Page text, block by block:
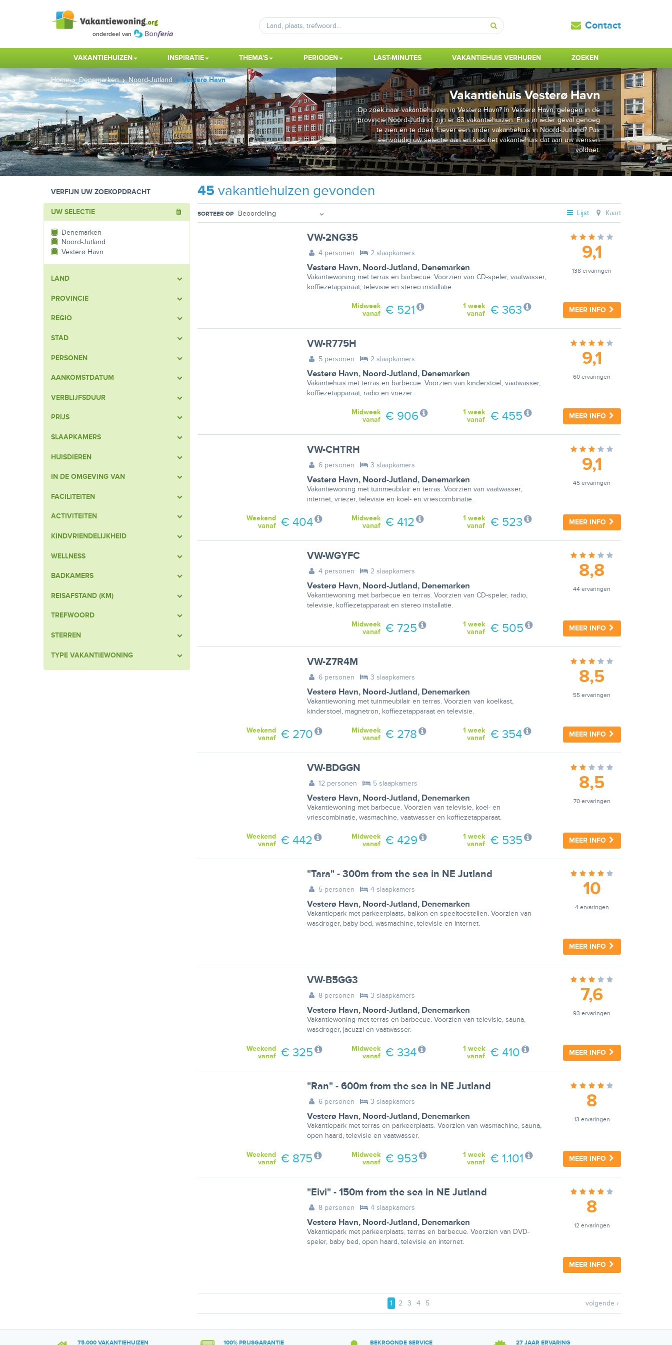
Zoeken
Contact
VAKANTIEHUIZEN INSPIRATIE THEMA'S PERIODEN LAST-MINUTES VAKANTIEHUIS VERHUREN ZOEKEN
Home Denemarken Noord-Jutland Vesterø Havn
Vakantiehuis Vesterø Havn
Op zoek naar vakantiehuizen in Vesterø Havn? In Vesterø Havn, gelegen in de
provincie Noord-Jutland, zijn er 63 vakantiehuizen. Er is in ieder geval genoeg
te zien en te doen. Liever een ander vakantiehuis in Noord-Jutland? Pas
eenvoudig uw selectie aan en kies het vakantiehuis dat aan uw wensen
voldoet.
VERFIJN UW ZOEKOPDRACHT 45 vakantiehuizen gevonden
UW SELECTIE
Denemarken
Noord-Jutland
Vesterø Havn
LAND
PROVINCIE
REGIO
STAD
PERSONEN
AANKOMSTDATUM
VERBLIJFSDUUR
PRIJS
SLAAPKAMERS
HUISDIEREN
IN DE OMGEVING VAN
FACILITEITEN
ACTIVITEITEN
KINDVRIENDELIJKHEID
WELLNESS
BADKAMERS
REISAFSTAND (KM)
TREFWOORD
STERREN
TYPE VAKANTIEWONING
SORTEER OP Lijst Kaart
VW-2NG35
4 personen 2 slaapkamers
Vesterø Havn, Noord-Jutland, Denemarken
Vakantiewoning met terras en barbecue. Voorzien van CD-speler, vaatwasser,
koffiezetapparaat, televisie en stereo installatie.
9,1
138 ervaringen
MEER INFO
1 week
vanaf
€ 363
Midweek
vanaf
€ 521
VW-R775H
5 personen 2 slaapkamers
Vesterø Havn, Noord-Jutland, Denemarken
Vakantiehuis met terras en barbecue. Voorzien van kinderstoel, vaatwasser,
koffiezetapparaat, radio en vriezer.
9,1
60 ervaringen
MEER INFO
1 week
vanaf
€ 455
Midweek
vanaf
€ 906
VW-CHTRH
6 personen 3 slaapkamers
Vesterø Havn, Noord-Jutland, Denemarken
Vakantiewoning met tuinmeubilair en terras. Voorzien van vaatwasser,
internet, vriezer, televisie en koel- en vriescombinatie.
9,1
45 ervaringen
MEER INFO
1 week
vanaf
€ 523
Midweek
vanaf
€ 412
Weekend
vanaf
€ 404
VW-WGYFC
4 personen 2 slaapkamers
Vesterø Havn, Noord-Jutland, Denemarken
Vakantiewoning met barbecue en terras. Voorzien van CD-speler, radio,
televisie, koffiezetapparaat en stereo installatie.
8,8
44 ervaringen
MEER INFO
1 week
vanaf
€ 505
Midweek
vanaf
€ 725
VW-Z7R4M
6 personen 3 slaapkamers
Vesterø Havn, Noord-Jutland, Denemarken
Vakantiewoning met tuinmeubilair en terras. Voorzien van koelkast,
kinderstoel, magnetron, koffiezetapparaat en televisie.
8,5
55 ervaringen
MEER INFO
1 week
vanaf
€ 354
Midweek
vanaf
€ 278
Weekend
vanaf
€ 270
VW-BDGGN
12 personen 5 slaapkamers
Vesterø Havn, Noord-Jutland, Denemarken
Vakantiewoning met barbecue. Voorzien van televisie, koel- en
vriescombinatie, wasmachine, vaatwasser en koffiezetapparaat.
8,5
70 ervaringen
MEER INFO
1 week
vanaf
€ 535
Midweek
vanaf
€ 429
Weekend
vanaf
€ 442
"Tara" - 300m from the sea in NE Jutland
5 personen 4 slaapkamers
Vesterø Havn, Noord-Jutland, Denemarken
Vakantiepark met parkeerplaats, balkon en speeltoestellen. Voorzien van
wasdroger, baby bed, wasmachine, televisie en internet.
10
4 ervaringen
MEER INFO
VW-B5GG3
8 personen 3 slaapkamers
Vesterø Havn, Noord-Jutland, Denemarken
Vakantiewoning met terras en barbecue. Voorzien van televisie, sauna,
wasdroger, jacuzzi en vaatwasser.
7,6
93 ervaringen
MEER INFO
1 week
vanaf
€ 410
Midweek
vanaf
€ 334
Weekend
vanaf
€ 325
"Ran" - 600m from the sea in NE Jutland
6 personen 3 slaapkamers
Vesterø Havn, Noord-Jutland, Denemarken
Vakantiepark met terras en parkeerplaats. Voorzien van wasmachine, sauna,
open haard, televisie en vaatwasser.
8
13 ervaringen
MEER INFO
1 week
vanaf
€ 1.101
Midweek
vanaf
€ 953
Weekend
vanaf
€ 875
"Eivi" - 150m from the sea in NE Jutland
8 personen 4 slaapkamers
Vesterø Havn, Noord-Jutland, Denemarken
Vakantiepark met parkeerplaats, terras en barbecue. Voorzien van DVD-
speler, baby bed, open haard, televisie en internet.
8
12 ervaringen
MEER INFO
1 2 3 4 5 volgende ›
75.000 VAKANTIEHUIZEN 100% PRIJSGARANTIE BEKROONDE SERVICE 27 JAAR ERVARING